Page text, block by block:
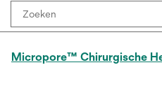
Micropore™ Chirurgische